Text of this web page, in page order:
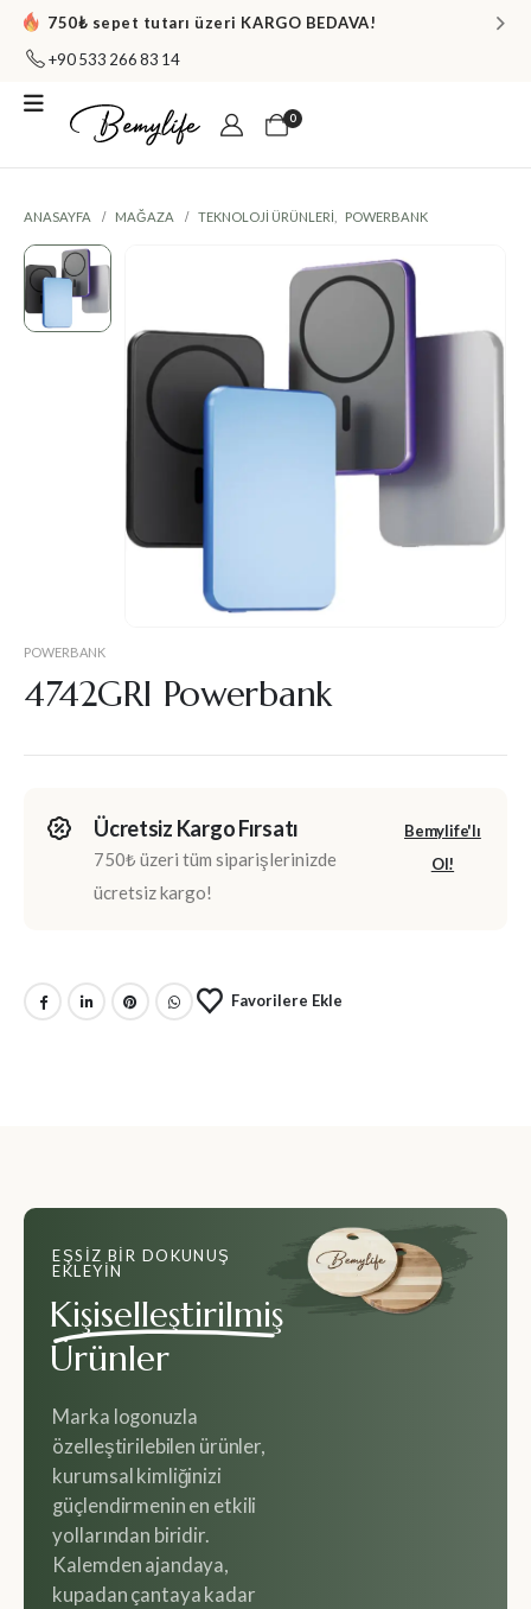
750₺ sepet tutarı üzeri KARGO BEDAVA!
+90 533 266 83 14
0
ANASAYFA MAĞAZA TEKNOLOJI ÜRÜNLERI POWERBANK
POWERBANK
4742GRI Powerbank
Ücretsiz Kargo Fırsatı
750₺ üzeri tüm siparişlerinizde
ücretsiz kargo!
Bemylife'lı
Ol!
Favorilere Ekle
EŞSIZ BIR DOKUNUŞ
EKLEYIN
Kişiselleştirilmiş
Ürünler
Marka logonuzla
özelleştirilebilen ürünler,
kurumsal kimliğinizi
güçlendirmenin en etkili
yollarından biridir.
Kalemden ajandaya,
kupadan çantaya kadar